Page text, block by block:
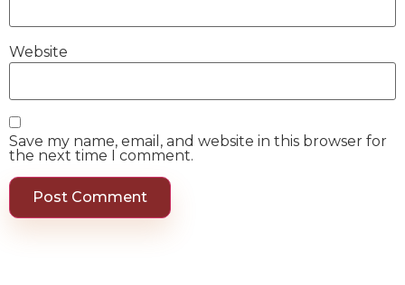
Website
Save my name, email, and website in this browser for
the next time I comment.